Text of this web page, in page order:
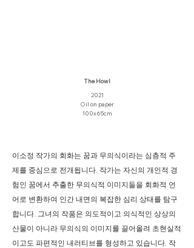
The Howl
2021
Oil on paper
100x65cm
이소정 작가의 회화는 꿈과 무의식이라는 심층적 주
제를 중심으로 전개됩니다. 작가는 자신의 개인적 경
험인 꿈에서 추출한 무의식적 이미지들을 회화적 언
어로 변환하여 인간 내면의 복잡한 심리 상태를 탐구
합니다. 그녀의 작품은 의도적이고 의식적인 상상의
산물이 아니라 무의식의 이미지를 끌어올려 초현실적
이고도 파편적인 내러티브를 형성하고 있습니다. 작